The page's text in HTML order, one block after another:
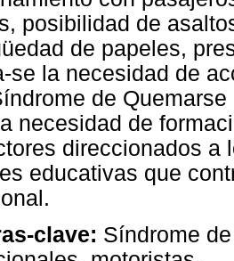
posibilidad de
de papeles,
se la necesidad de
de
necesidad de
direccionados a
educativas que
clave: Síndrome